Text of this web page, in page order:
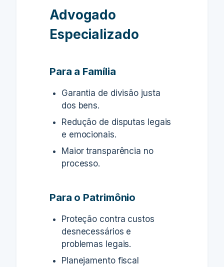
Advogado
Especializado
Para a Família
Garantia de divisão justa
dos bens.
Redução de disputas legais
e emocionais.
Maior transparência no
processo.
Para o Patrimônio
Proteção contra custos
desnecessários e
problemas legais.
Planejamento fiscal